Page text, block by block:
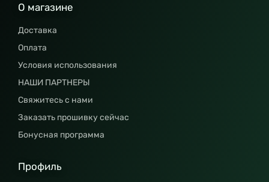
О магазине
Доставка
Оплата
Условия использования
НАШИ ПАРТНЕРЫ
Свяжитесь с нами
Заказать прошивку сейчас
Бонусная программа
Профиль